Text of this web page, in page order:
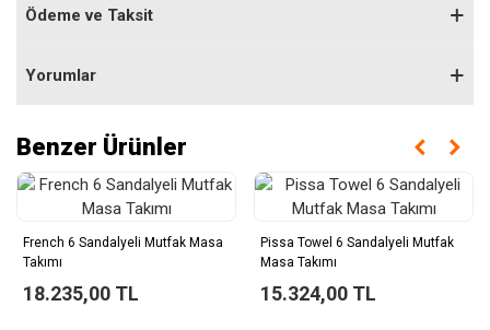
Ödeme ve Taksit
Yorumlar
Benzer Ürünler
French 6 Sandalyeli Mutfak Masa
Takımı
18.235,00 TL
Pissa Towel 6 Sandalyeli Mutfak
Masa Takımı
15.324,00 TL